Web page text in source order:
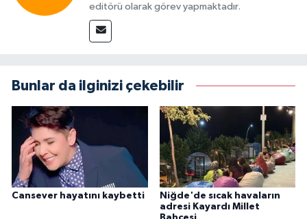
editörü olarak görev yapmaktadır.
Bunlar da ilginizi çekebilir
Cansever hayatını kaybetti
Niğde'de sıcak havaların
adresi Kayardı Millet